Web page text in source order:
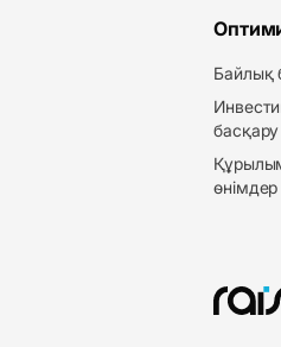
Байлық
басқару
өнімдер